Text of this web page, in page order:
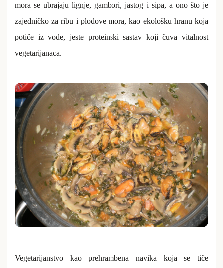
mora se ubrajaju lignje, gambori, jastog i sipa, a ono što je
zajedničko za ribu i plodove mora, kao ekološku hranu koja
potiče iz vode, jeste proteinski sastav koji čuva vitalnost
vegetarijanaca.
Vegetarijanstvo kao prehrambena navika koja se tiče